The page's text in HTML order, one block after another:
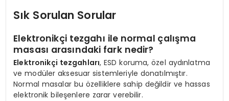
Sık Sorulan Sorular
Elektronikçi tezgahı ile normal çalışma
masası arasındaki fark nedir?
Elektronikçi tezgahları, ESD koruma, özel aydınlatma
ve modüler aksesuar sistemleriyle donatılmıştır.
Normal masalar bu özelliklere sahip değildir ve hassas
elektronik bileşenlere zarar verebilir.